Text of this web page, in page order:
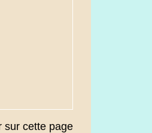
sur cette page